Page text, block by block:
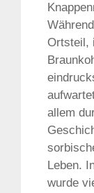
Ortsteil,
allem
Leben.
wurde